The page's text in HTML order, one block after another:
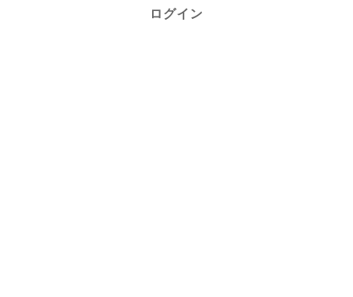
ログイン